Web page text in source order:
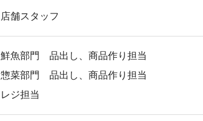
店舗スタッフ
鮮魚部門 品出し、商品作り担当
惣菜部門 品出し、商品作り担当
レジ担当